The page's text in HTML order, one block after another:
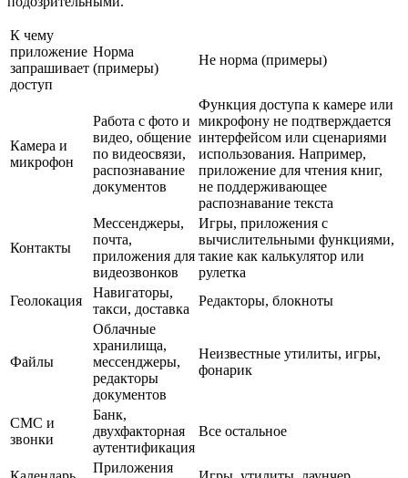
К чему
приложение
запрашивает
доступ
Норма
(примеры)
Не норма (примеры)
Камера и
микрофон
Работа с фото и
видео, общение
по видеосвязи,
распознавание
документов
Функция доступа к камере или
микрофону не подтверждается
интерфейсом или сценариями
использования. Например,
приложение для чтения книг,
не поддерживающее
распознавание текста
Контакты
Мессенджеры,
почта,
приложения для
видеозвонков
Игры, приложения с
вычислительными функциями,
такие как калькулятор или
рулетка
Геолокация
Навигаторы,
такси, доставка
Редакторы, блокноты
Файлы
Облачные
хранилища,
мессенджеры,
редакторы
документов
Неизвестные утилиты, игры,
фонарик
СМС и
звонки
Банк,
двухфакторная
аутентификация
Все остальное
Приложения